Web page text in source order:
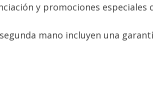
y promociones especiales
mano incluyen una